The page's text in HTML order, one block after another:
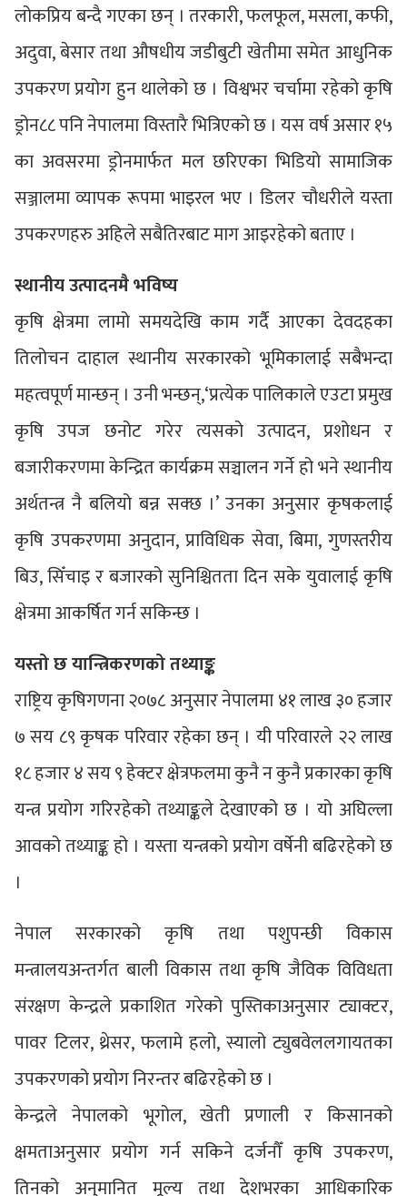
लोकप्रिय बन्दै गएका छन् । तरकारी, फलफूल, मसला, कफी,
अदुवा, बेसार तथा औषधीय जडीबुटी खेतीमा समेत आधुनिक
उपकरण प्रयोग हुन थालेको छ । विश्वभर चर्चामा रहेको कृषि
ड्रोन८८ पनि नेपालमा विस्तारै भित्रिएको छ । यस वर्ष असार १५
का अवसरमा ड्रोनमार्फत मल छरिएका भिडियो सामाजिक
सञ्जालमा व्यापक रूपमा भाइरल भए । डिलर चौधरीले यस्ता
उपकरणहरु अहिले सबैतिरबाट माग आइरहेको बताए ।
स्थानीय उत्पादनमै भविष्य
कृषि क्षेत्रमा लामो समयदेखि काम गर्दै आएका देवदहका
तिलोचन दाहाल स्थानीय सरकारको भूमिकालाई सबैभन्दा
महत्वपूर्ण मान्छन् । उनी भन्छन्,‘प्रत्येक पालिकाले एउटा प्रमुख
कृषि उपज छनोट गरेर त्यसको उत्पादन, प्रशोधन र
बजारीकरणमा केन्द्रित कार्यक्रम सञ्चालन गर्ने हो भने स्थानीय
अर्थतन्त्र नै बलियो बन्न सक्छ ।’ उनका अनुसार कृषकलाई
कृषि उपकरणमा अनुदान, प्राविधिक सेवा, बिमा, गुणस्तरीय
बिउ, सिँचाइ र बजारको सुनिश्चितता दिन सके युवालाई कृषि
क्षेत्रमा आकर्षित गर्न सकिन्छ ।
यस्तो छ यान्त्रिकरणको तथ्याङ्क
राष्ट्रिय कृषिगणना २०७८ अनुसार नेपालमा ४१ लाख ३० हजार
७ सय ८९ कृषक परिवार रहेका छन् । यी परिवारले २२ लाख
१८ हजार ४ सय ९ हेक्टर क्षेत्रफलमा कुनै न कुनै प्रकारका कृषि
यन्त्र प्रयोग गरिरहेको तथ्याङ्कले देखाएको छ । यो अघिल्ला
आवको तथ्याङ्क हो । यस्ता यन्त्रको प्रयोग वर्षेनी बढिरहेको छ
।
नेपाल सरकारको कृषि तथा पशुपन्छी विकास
मन्त्रालयअन्तर्गत बाली विकास तथा कृषि जैविक विविधता
संरक्षण केन्द्रले प्रकाशित गरेको पुस्तिकाअनुसार ट्याक्टर,
पावर टिलर, थ्रेसर, फलामे हलो, स्यालो ट्युबवेललगायतका
उपकरणको प्रयोग निरन्तर बढिरहेको छ ।
केन्द्रले नेपालको भूगोल, खेती प्रणाली र किसानको
क्षमताअनुसार प्रयोग गर्न सकिने दर्जनौँ कृषि उपकरण,
तिनको अनुमानित मूल्य तथा देशभरका आधिकारिक